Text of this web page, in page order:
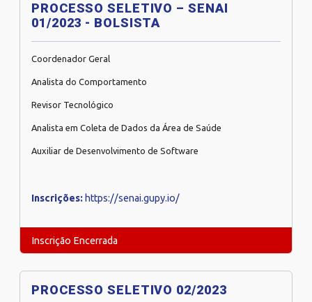
PROCESSO SELETIVO – SENAI
01/2023 - BOLSISTA
Coordenador Geral
Analista do Comportamento
Revisor Tecnológico
Analista em Coleta de Dados da Área de Saúde
Auxiliar de Desenvolvimento de Software
Inscrições: https://senai.gupy.io/
Inscrição Encerrada
PROCESSO SELETIVO 02/2023